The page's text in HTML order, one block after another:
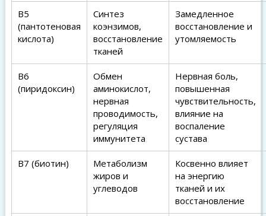
B5
(пантотеновая
кислота)
Синтез
коэнзимов,
восстановление
тканей
Замедленное
восстановление и
утомляемость
B6
(пиридоксин)
Обмен
аминокислот,
нервная
проводимость,
регуляция
иммунитета
Нервная боль,
повышенная
чувствительность,
влияние на
воспаление
сустава
B7 (биотин)
Метаболизм
жиров и
углеводов
Косвенно влияет
на энергию
тканей и их
восстановление